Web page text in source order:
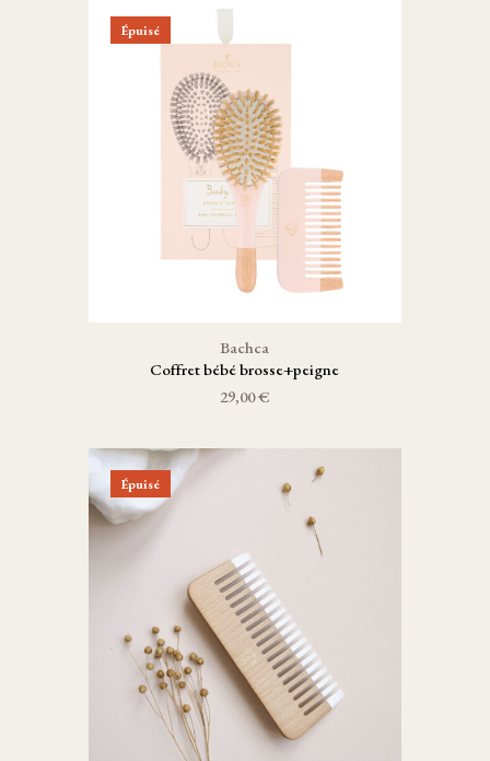
Épuisé
Bachca
Coffret bébé brosse+peigne
29,00 €
Épuisé